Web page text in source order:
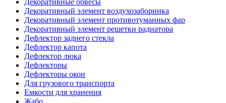
Декоративные обвесы
Декоративный элемент воздухозаборника
Декоративный элемент противотуманных фар
Декоративный элемент решетки радиатора
Дефлектор заднего стекла
Дефлектор капота
Дефлектор люка
Дефлекторы
Дефлекторы окон
Для грузового транспорта
Емкости для хранения
Жабо